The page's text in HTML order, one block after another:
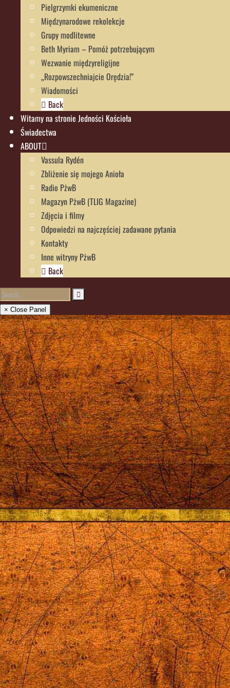
Pielgrzymki ekumeniczne
Międzynarodowe rekolekcje
Grupy modlitewne
Beth Myriam – Pomóż potrzebującym
Wezwanie międzyreligijne
„Rozpowszechniajcie Orędzia!”
Wiadomości
Back
Witamy na stronie Jedności Kościoła
Świadectwa
ABOUT
Vassula Rydén
Zbliżenie się mojego Anioła
Radio PżwB
Magazyn PżwB (TLIG Magazine)
Zdjęcia i filmy
Odpowiedzi na najczęściej zadawane pytania
Kontakty
Inne witryny PżwB
Back
× Close Panel